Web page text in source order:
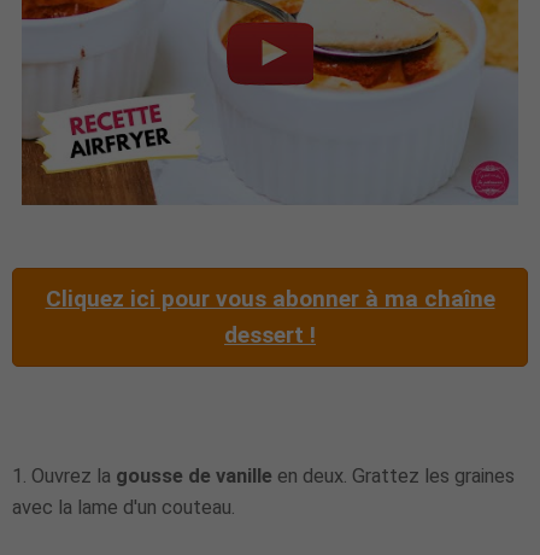
Cliquez ici pour vous abonner à ma chaîne
dessert !
1 . Ouvrez la gousse de vanille en deux. Grattez les graines
avec la lame d'un couteau.